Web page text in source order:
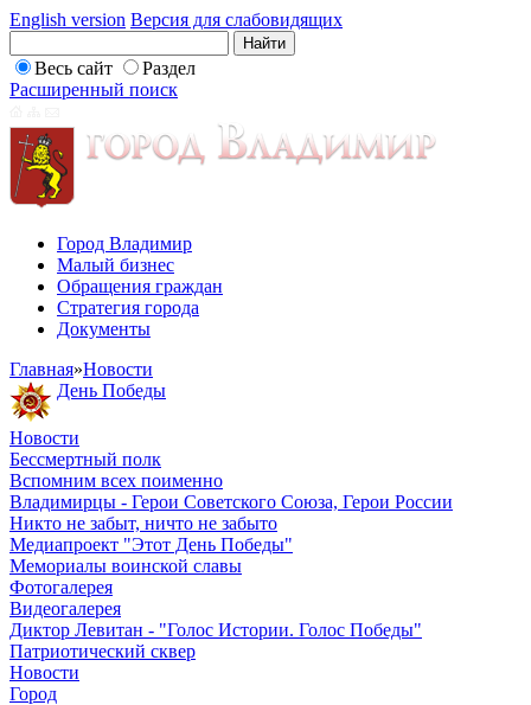
English version Версия для слабовидящих
Весь сайт
Раздел
Расширенный поиск
Город Владимир
Малый бизнес
Обращения граждан
Стратегия города
Документы
Главная»Новости
День Победы
Новости
Бессмертный полк
Вспомним всех поименно
Владимирцы - Герои Советского Союза, Герои России
Никто не забыт, ничто не забыто
Медиапроект "Этот День Победы"
Мемориалы воинской славы
Фотогалерея
Видеогалерея
Диктор Левитан - "Голос Истории. Голос Победы"
Патриотический сквер
Новости
Город